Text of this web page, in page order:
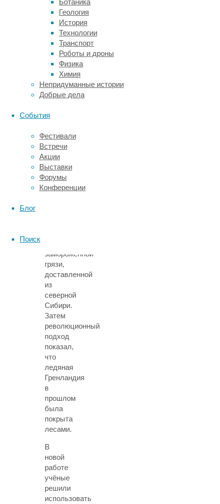
Ботаника
Геология
История
Технологии
Транспорт
Роботы и дроны
Физика
Химия
Непридуманные истории
Добрые дела
События
Фестивали
Встречи
Акции
Выставки
Форумы
Конференции
Блог
Поиск
молекулы
ДНК
могут
сохранять
свою
структуру
на
протяжении
700
тысяч
В
году
исследователи
из
Кембриджского
университета
впервые
замороженной
грязи,
доставленной
из
северной
Сибири.
Затем
революционный
подход
показал,
что
ледяная
Гренландия
в
прошлом
была
покрыта
лесами.
В
новой
работе
учёные
решили
использовать